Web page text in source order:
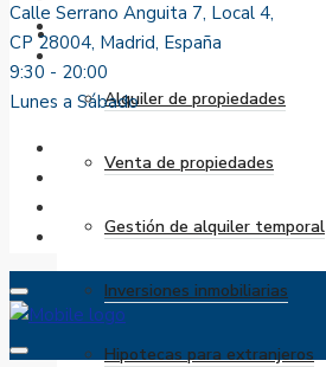
Servicios
Alquiler de propiedades
Venta de propiedades
Gestión de alquiler temporal
Inversiones inmobiliarias
Hipotecas para extranjeros
Calle Serrano Anguita 7, Local 4,
CP 28004, Madrid, España
9:30 - 20:00
Lunes a Sábado